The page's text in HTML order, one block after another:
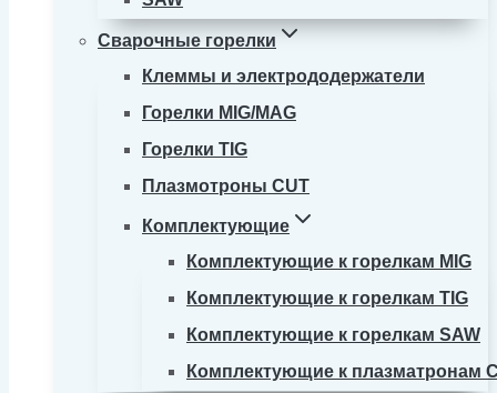
Сварочные горелки
Клеммы и электрододержатели
Горелки MIG/MAG
Горелки TIG
Плазмотроны CUT
Комплектующие
Комплектующие к горелкам MIG
Комплектующие к горелкам TIG
Комплектующие к горелкам SAW
Комплектующие к плазматронам